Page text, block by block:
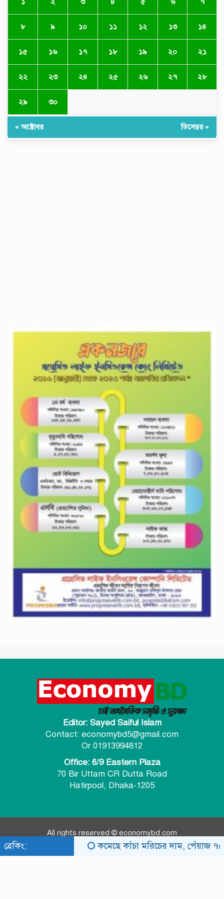
সূচকের মিশ্রাবস্থায় কমলো লেনদেন
সূচকের উত্থানে দুই ঘণ্টায় লেনদেন ৫২১
৮ ৯ ১০ ১১ ১২ ১৩ ১৪
১৫ ১৬ ১৭ ১৮ ১৯ ২০ ২১
২২ ২৩ ২৪ ২৫ ২৬ ২৭ ২৮
২৯ ৩০
« অক্টোবর ডিসেম্বর »
Editor: Sayed Saiful Islam
Contact: economybd5@gmail.com
Or 01913994812
Office: 6/9 Eastern Plaza
70 Bir Uttam CR Dutta Road
Hatirpool, Dhaka-1205
ব্রেকিং: কমেছে কাঁচা মরিচের দাম, পেঁয়াজ ৭০
All rights reserved © economybd.com
Developer:Design Host BD